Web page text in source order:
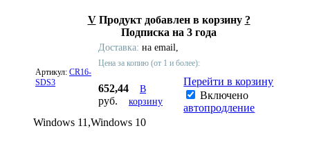
V Продукт добавлен в корзину ?
Подписка на 3 года
Артикул: CR16-
SDS3
Доставка: на email,
Цена за копию (от 1 и более):
652,44
руб.
В
корзину
Перейти в корзину
Включено
автопродление
Windows 11,Windows 10